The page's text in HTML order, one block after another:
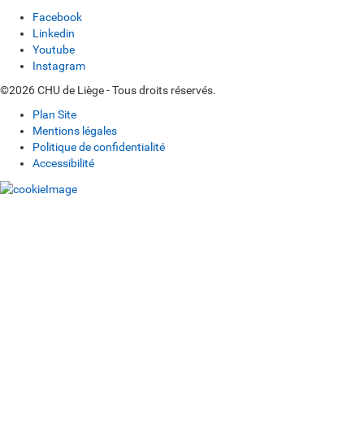
Facebook
Linkedin
Youtube
Instagram
©2026 CHU de Liège - Tous droits réservés.
Plan Site
Mentions légales
Politique de confidentialité
Accessibilité